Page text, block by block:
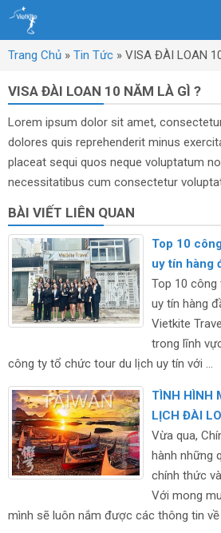
Trang Chủ » Tin Tức » VISA ĐÀI LOAN
VISA ĐÀI LOAN 10 NĂM LÀ GÌ ?
Lorem ipsum dolor sit amet,
dolores quis reprehenderit minus
placeat sequi quos neque voluptatum
necessitatibus cum consectetur
BÀI VIẾT LIÊN QUAN
Top 10
uy tín hàng
Top 10
uy tín hàng
Vietkite
trong lĩnh
công ty tổ chức tour du lịch uy tín với ...
TÌNH HÌNH
LỊCH ĐÀI
Vừa qua,
hành những
chính thức
Với mong
mình sẽ luôn nắm được các thông tin về